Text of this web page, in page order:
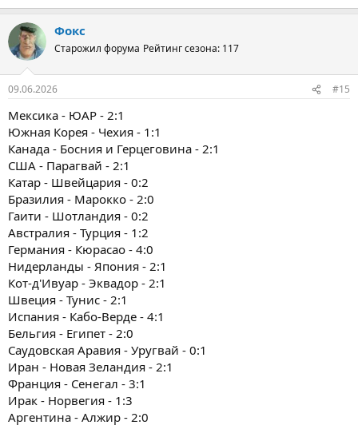
Фокс
Старожил форума Рейтинг сезона: 117
09.06.2026 #15
Мексика - ЮАР - 2:1
Южная Корея - Чехия - 1:1
Канада - Босния и Герцеговина - 2:1
США - Парагвай - 2:1
Катар - Швейцария - 0:2
Бразилия - Марокко - 2:0
Гаити - Шотландия - 0:2
Австралия - Турция - 1:2
Германия - Кюрасао - 4:0
Нидерланды - Япония - 2:1
Кот-д'Ивуар - Эквадор - 2:1
Швеция - Тунис - 2:1
Испания - Кабо-Верде - 4:1
Бельгия - Египет - 2:0
Саудовская Аравия - Уругвай - 0:1
Иран - Новая Зеландия - 2:1
Франция - Сенегал - 3:1
Ирак - Норвегия - 1:3
Аргентина - Алжир - 2:0